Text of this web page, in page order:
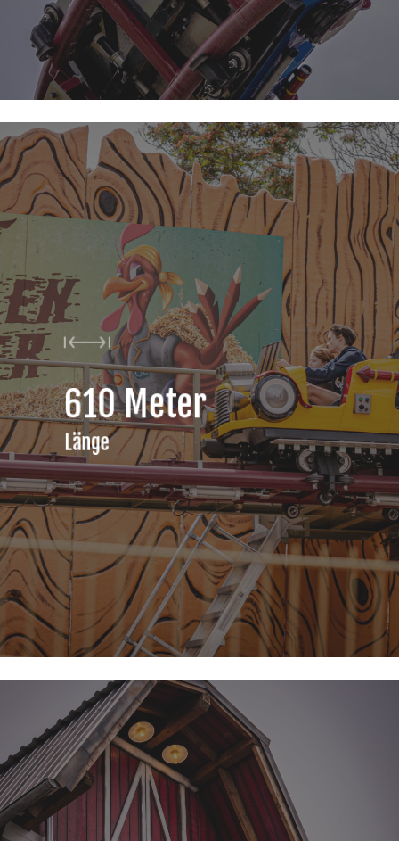
610 Meter
Länge